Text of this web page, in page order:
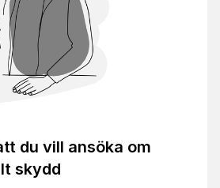
du vill ansöka om
skydd